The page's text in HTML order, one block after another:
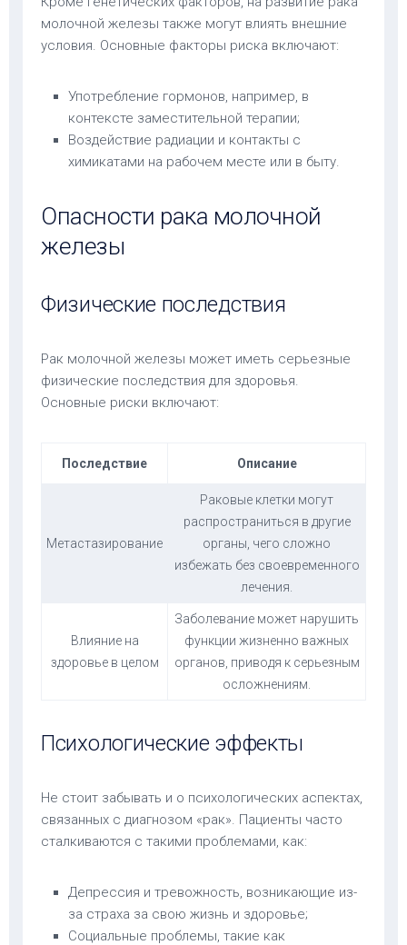
молочной железы также могут влиять внешние
условия. Основные факторы риска включают:
Употребление гормонов, например, в
контексте заместительной терапии;
Воздействие радиации и контакты с
химикатами на рабочем месте или в быту.
Опасности рака молочной
железы
Физические последствия
Рак молочной железы может иметь серьезные
физические последствия для здоровья.
Основные риски включают:
Последствие Описание
Метастазирование
Раковые клетки могут
распространиться в другие
органы, чего сложно
избежать без своевременного
лечения.
Влияние на
здоровье в целом
Заболевание может нарушить
функции жизненно важных
органов, приводя к серьезным
осложнениям.
Психологические эффекты
Не стоит забывать и о психологических аспектах,
связанных с диагнозом «рак». Пациенты часто
сталкиваются с такими проблемами, как:
Депрессия и тревожность, возникающие из-
за страха за свою жизнь и здоровье;
Социальные проблемы, такие как